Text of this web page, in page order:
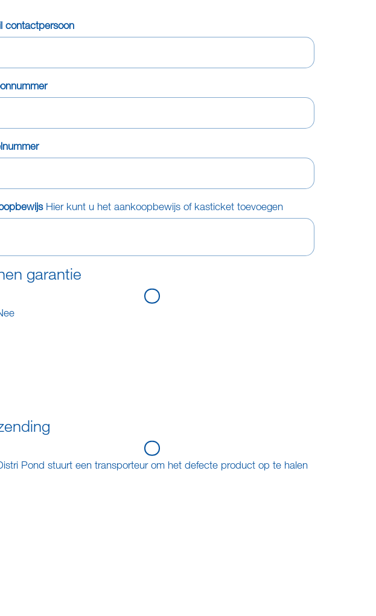
contactpersoon
Hier kunt u het aankoopbewijs of kasticket toevoegen
garantie
Pond stuurt een transporteur om het defecte product op te halen